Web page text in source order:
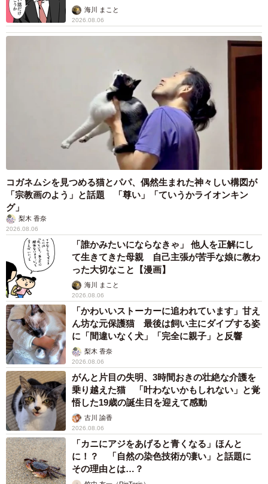
海川 まこと
2026.08.06
コガネムシを見つめる猫とパパ、偶然生まれた神々しい構図が
「宗教画のよう」と話題 「尊い」「ていうかライオンキン
グ」
梨木 香奈
2026.08.06
「誰かみたいにならなきゃ」 他人を正解にし
て生きてきた母親 自己主張が苦手な娘に教わ
った大切なこと【漫画】
海川 まこと
2026.08.06
「かわいいストーカーに追われています」甘え
ん坊な元保護猫 最後は飼い主にダイブする姿
に「間違いなく犬」「完全に親子」と反響
梨木 香奈
2026.08.06
がんと片目の失明、3時間おきの壮絶な介護を
乗り越えた猫 「叶わないかもしれない」と覚
悟した19歳の誕生日を迎えて感動
古川 諭香
2026.08.06
「カニにアジをあげると青くなる」ほんと
に！？ 「自然の染色技術が凄い」と話題に
その理由とは…？